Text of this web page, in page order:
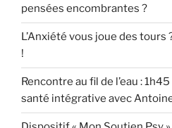
pensées encombrantes ?
L’Anxiété vous joue des tours
!
Rencontre au fil de l’eau :
santé intégrative avec